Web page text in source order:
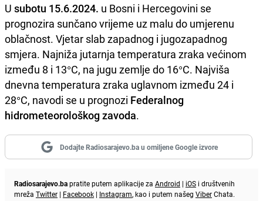
U subotu 15.6.2024. u Bosni i Hercegovini se
prognozira sunčano vrijeme uz malu do umjerenu
oblačnost. Vjetar slab zapadnog i jugozapadnog
smjera. Najniža jutarnja temperatura zraka većinom
između 8 i 13°C, na jugu zemlje do 16°C. Najviša
dnevna temperatura zraka uglavnom između 24 i
28°C, navodi se u prognozi Federalnog
hidrometeorološkog zavoda.
Dodajte Radiosarajevo.ba u omiljene Google izvore
Radiosarajevo.bapratite putem aplikacije za Android | iOS i društvenih
mreža Twitter | Facebook | Instagram, kao i putem našeg ViberChata.